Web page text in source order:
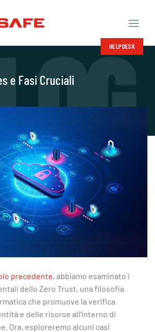
HELPDESK
e Fasi Cruciali
precedente, abbiamo esaminato i
dello Zero Trust, una filosofia
che promuove la verifica
e delle risorse all’interno di
Ora, esploreremo alcuni casi